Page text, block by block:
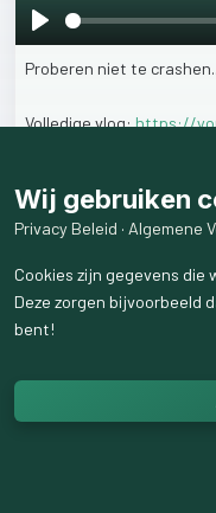
Play
Proberen niet te
Volledigevlog:https://
5weergaven
Wij gebruiken
Privacy Beleid · Algemene
Cookies zijn gegevens
Deze zorgen bijvoorbeeld
bent!